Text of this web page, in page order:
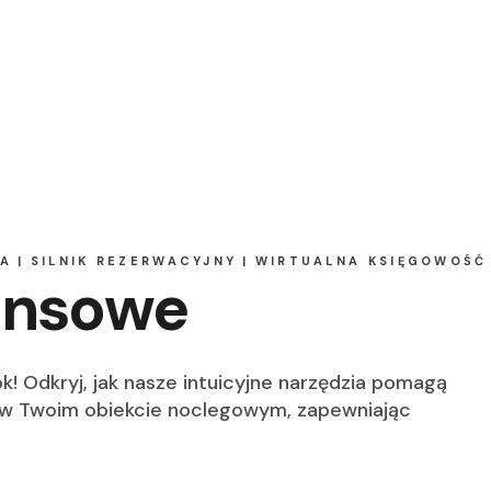
SILNIK REZERWACYJNY WIRTUALNA KSIĘGOWOŚĆ
Odkryj, jak nasze intuicyjne narzędzia pomagą
Twoim obiekcie noclegowym, zapewniając